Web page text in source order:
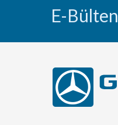
E-Bülten